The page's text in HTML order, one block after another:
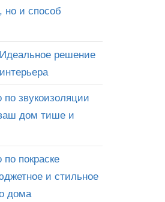
но и способ
решение
по звукоизоляции
дом тише и
покраске
и стильное
дома